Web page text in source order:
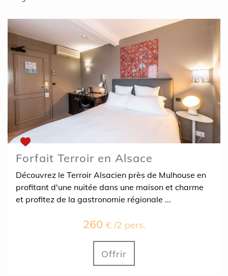
Forfait Terroir en Alsace
Découvrez le Terroir Alsacien près de Mulhouse en
profitant d'une nuitée dans une maison et charme
et profitez de la gastronomie régionale ...
260 € /2 pers.
Offrir